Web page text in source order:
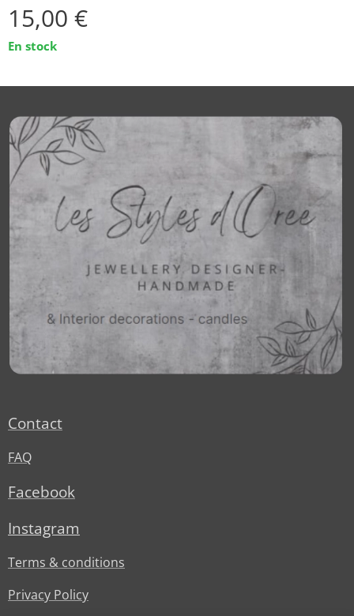
15,00 €
En stock
Contact
FAQ
Facebook
Instagram
Terms & conditions
Privacy Policy